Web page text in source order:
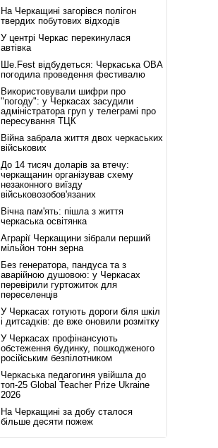
На Черкащині загорівся полігон
твердих побутових відходів
У центрі Черкас перекинулася
автівка
Ше.Fest відбудеться: Черкаська ОВА
погодила проведення фестивалю
Використовували шифри про
"погоду": у Черкасах засудили
адміністратора груп у телеграмі про
пересування ТЦК
Війна забрала життя двох черкаських
військових
До 14 тисяч доларів за втечу:
черкащанин організував схему
незаконного виїзду
військовозобов'язаних
Вічна пам'ять: пішла з життя
черкаська освітянка
Аграрії Черкащини зібрали перший
мільйон тонн зерна
Без генератора, пандуса та з
аварійною душовою: у Черкасах
перевірили гуртожиток для
переселенців
У Черкасах готують дороги біля шкіл
і дитсадків: де вже оновили розмітку
У Черкасах профінансують
обстеження будинку, пошкодженого
російським безпілотником
Черкаська педагогиня увійшла до
топ-25 Global Teacher Prize Ukraine
2026
На Черкащині за добу сталося
більше десяти пожеж